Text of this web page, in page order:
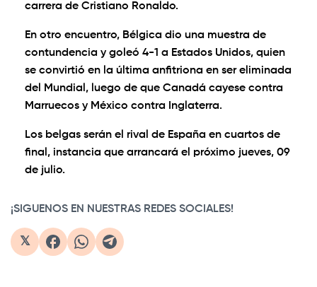
carrera de Cristiano Ronaldo.
En otro encuentro, Bélgica dio una muestra de
contundencia y goleó 4-1 a Estados Unidos, quien
se convirtió en la última anfitriona en ser eliminada
del Mundial, luego de que Canadá cayese contra
Marruecos y México contra Inglaterra.
Los belgas serán el rival de España en cuartos de
final, instancia que arrancará el próximo jueves, 09
de julio.
¡SIGUENOS EN NUESTRAS REDES SOCIALES!
𝕏